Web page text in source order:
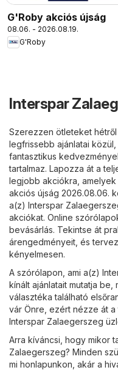
G'Roby akciós újság
08.06. - 2026.08.19.
G'Roby
Interspar
Szerezzen ötleteket
legfrissebb ajánlatai
fantasztikus
tartalmaz. Lapozza át a
legjobb akciókra,
akciós újság 2026.08.06.
a(z) Interspar
akciókat. Online
bevásárlás. Tekintse át
árengedményeit, és
kényelmesen.
A szórólapon, ami a(z)
kínált ajánlatait mutatja
választéka található
vár Önre, ezért nézze át a
Interspar Zalaegerszeg
Arra kíváncsi, hogy mikor
Zalaegerszeg? Minden
mi honlapunkon, akár a